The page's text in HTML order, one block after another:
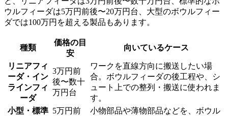
ウルフィーダは5万円前後〜20万円台、大型のボウルフィー
ダでは100万円を超える製品もあります。
種類
価格の目
安
向いているケース
リニアフィ
ーダ・イン
ラインフィ
ーダ
3万円前
後〜数十
万円台
ワークを直線方向に搬送したい場
合。ボウルフィーダの後工程や、シ
ュート上での整列・搬送に使われま
す。
小型・標準 5万円前
小物部品や薄物部品などを、ボウル